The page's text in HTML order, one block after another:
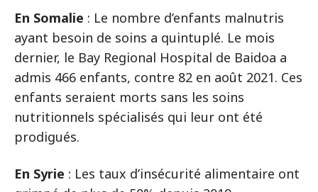
En Somalie : Le nombre d’enfants malnutris
ayant besoin de soins a quintuplé. Le mois
dernier, le Bay Regional Hospital de Baidoa a
admis 466 enfants, contre 82 en août 2021. Ces
enfants seraient morts sans les soins
nutritionnels spécialisés qui leur ont été
prodigués.
En Syrie : Les taux d’insécurité alimentaire ont